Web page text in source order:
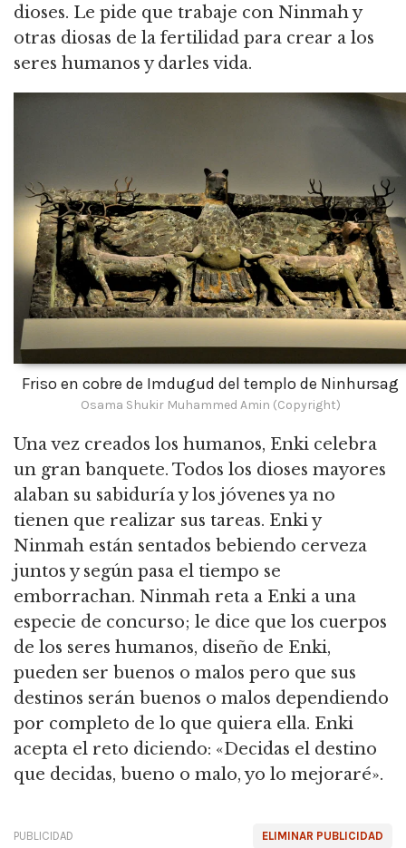
dioses. Le pide que trabaje con Ninmah y
otras diosas de la fertilidad para crear a los
seres humanos y darles vida.
Friso en cobre de Imdugud del templo de Ninhursag
Osama Shukir Muhammed Amin (Copyright)
Una vez creados los humanos, Enki celebra
un gran banquete. Todos los dioses mayores
alaban su sabiduría y los jóvenes ya no
tienen que realizar sus tareas. Enki y
Ninmah están sentados bebiendo cerveza
juntos y según pasa el tiempo se
emborrachan. Ninmah reta a Enki a una
especie de concurso; le dice que los cuerpos
de los seres humanos, diseño de Enki,
pueden ser buenos o malos pero que sus
destinos serán buenos o malos dependiendo
por completo de lo que quiera ella. Enki
acepta el reto diciendo: «Decidas el destino
que decidas, bueno o malo, yo lo mejoraré».
ELIMINAR PUBLICIDAD
PUBLICIDAD